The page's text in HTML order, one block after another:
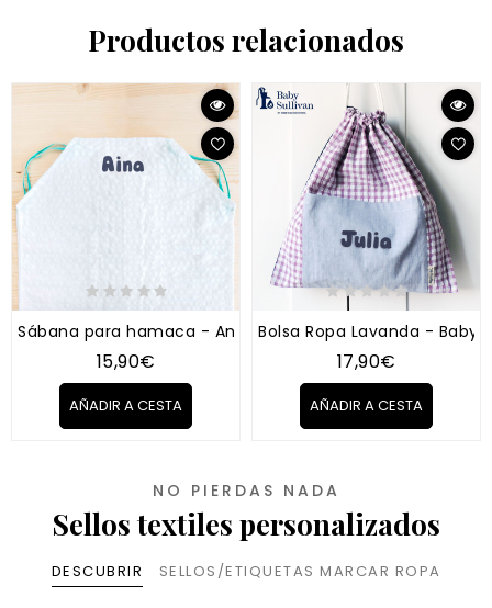
Productos relacionados
Sábana para hamaca - Anne Sullivan/Babiweb
15,90€
AÑADIR A CESTA
Bolsa Ropa Lavanda -
17,90€
AÑADIR A CESTA
NO PIERDAS NADA
Sellos textiles personalizados
DESCUBRIR SELLOS/ETIQUETAS MARCAR ROPA